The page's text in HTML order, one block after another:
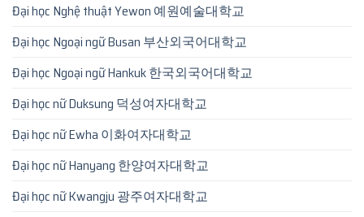
Đại học Nghệ thuật Yewon 예원예술대학교
Đại học Ngoại ngữ Busan 부산외국어대학교
Đại học Ngoại ngữ Hankuk 한국외국어대학교
Đại học nữ Duksung 덕성여자대학교
Đại học nữ Ewha 이화여자대학교
Đại học nữ Hanyang 한양여자대학교
Đại học nữ Kwangju 광주여자대학교